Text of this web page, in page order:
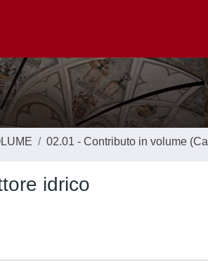
02.01 - Contributo in volume
idrico